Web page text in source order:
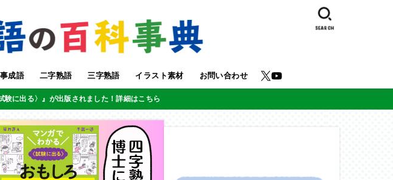
成語 二字熟語 三字熟語 イラスト素材 お問い合わせ
SEARCH
に出る〉』が出版されました！詳細はこちら